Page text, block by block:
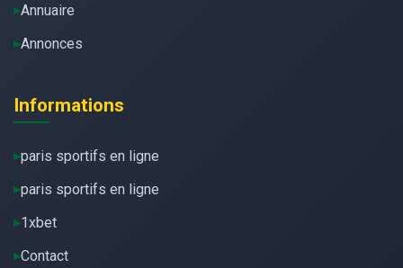
Annuaire
Annonces
Informations
paris sportifs en ligne
paris sportifs en ligne
1xbet
Contact